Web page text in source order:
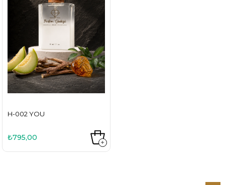
H-002 YOU
₺795,00